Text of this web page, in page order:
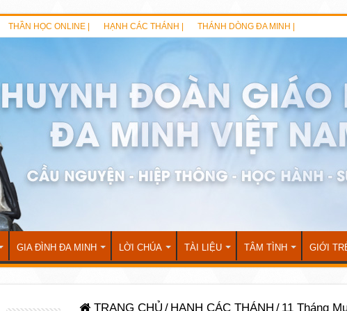
THẦN HỌC ONLINE | HẠNH CÁC THÁNH | THÁNH DÒNG ĐA MINH |
GIA ĐÌNH ĐA MINH LỜI CHÚA TÀI LIỆU TÂM TÌNH GIỚI
TRANG CHỦ / HẠNH CÁC THÁNH / 11 Tháng